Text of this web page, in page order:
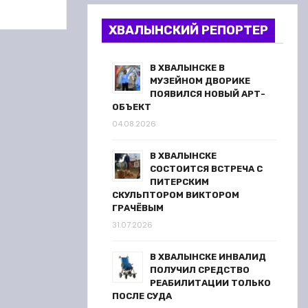
ХВАЛЫНСКИЙ РЕПОРТЕР
В ХВАЛЫНСКЕ В
МУЗЕЙНОМ ДВОРИКЕ
ПОЯВИЛСЯ НОВЫЙ АРТ-
ОБЪЕКТ
04.08.2026
В ХВАЛЫНСКЕ
СОСТОИТСЯ ВСТРЕЧА С
ПИТЕРСКИМ
СКУЛЬПТОРОМ ВИКТОРОМ
ГРАЧЁВЫМ
31.07.2026
В ХВАЛЫНСКЕ ИНВАЛИД
ПОЛУЧИЛ СРЕДСТВО
РЕАБИЛИТАЦИИ ТОЛЬКО
ПОСЛЕ СУДА